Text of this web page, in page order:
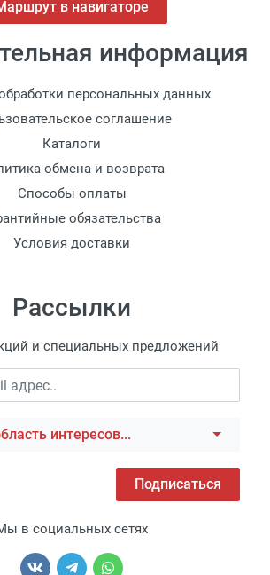
в навигаторе
информация
персональных данных
соглашение
Каталоги
обмена и возврата
Способы оплаты
обязательства
Условия доставки
Рассылки
и специальных предложений
интересов...
Подписаться
в социальных сетях